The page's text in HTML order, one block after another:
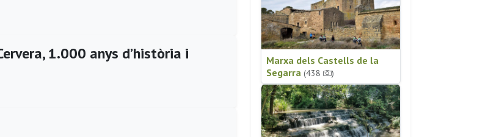
1.000 anys d’història i
Marxa dels Castells de la
Segarra (438 )